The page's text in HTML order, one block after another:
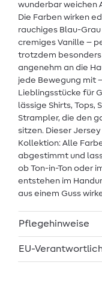
wunderbar weichen
Die Farben wirken
rauchiges Blau-
cremiges Vanille –
trotzdem besonders
angenehm an die
jede Bewegung mit
Lieblingsstücke für
lässige Shirts, Tops,
Strampler, die den
sitzen. Dieser
Kollektion: Alle
abgestimmt und
ob Ton-in-Ton oder
entstehen im
aus einem Guss
Pflegehinweise
EU-